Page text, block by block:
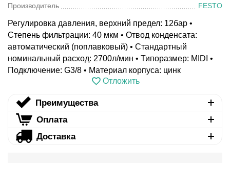
Производитель
FESTO
Регулировка давления, верхний предел: 12бар •
Степень фильтрации: 40 мкм • Отвод конденсата:
автоматический (поплавковый) • Стандартный
номинальный расход: 2700л/мин • Типоразмер: MIDI •
Подключение: G3/8 • Материал корпуса: цинк
Отложить
Преимущества
Оплата
Доставка